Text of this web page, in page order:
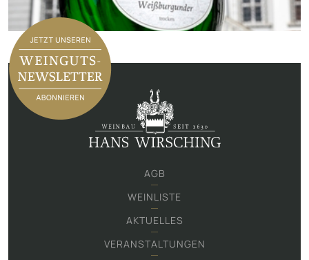
AGB
WEINLISTE
AKTUELLES
VERANSTALTUNGEN